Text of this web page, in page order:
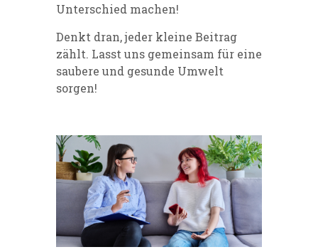
Unterschied machen!
Denkt dran, jeder kleine Beitrag
zählt. Lasst uns gemeinsam für eine
saubere und gesunde Umwelt
sorgen!